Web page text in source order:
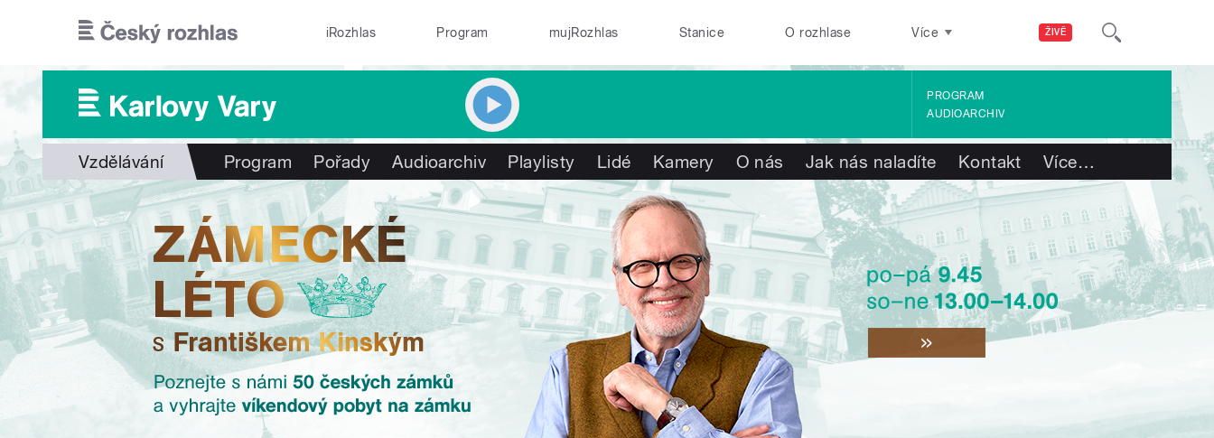
ŽIVĚ
iRozhlas Program mujRozhlas Stanice O rozhlase Více
PROGRAM
AUDIOARCHIV
Vzdělávání Program Pořady Audioarchiv Playlisty Lidé Kamery O nás Jak nás naladíte Kontakt Více…